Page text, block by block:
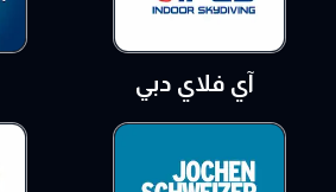
آي فلاي دبي